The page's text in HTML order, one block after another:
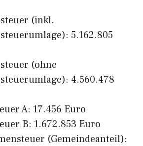
(inkl.
5.162.805
(ohne
4.560.478
A: 17.456 Euro
B: 1.672.853 Euro
(Gemeindeanteil):